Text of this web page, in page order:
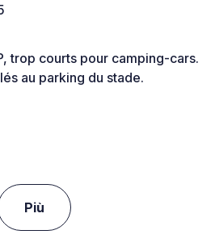
trop courts pour camping-cars.
au parking du stade.
Più